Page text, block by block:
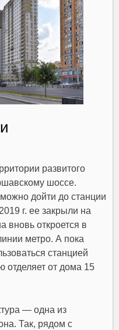
развитого
шоссе.
дойти до станции
г. ее закрыли на
вновь откроется в
метро. А пока
станцией
отделяет от дома 15
— одна из
Так, рядом с